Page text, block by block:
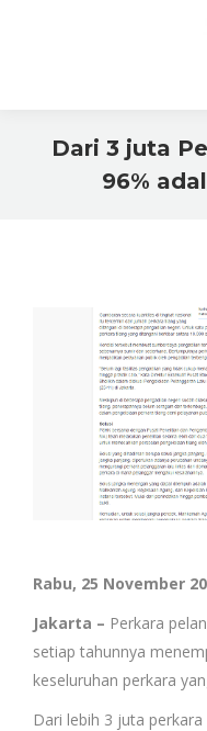
Dari 3 juta
96%
Rabu, 25 November
Jakarta – Perkara
setiap tahunnya
keseluruhan perkara
Dari lebih 3 juta